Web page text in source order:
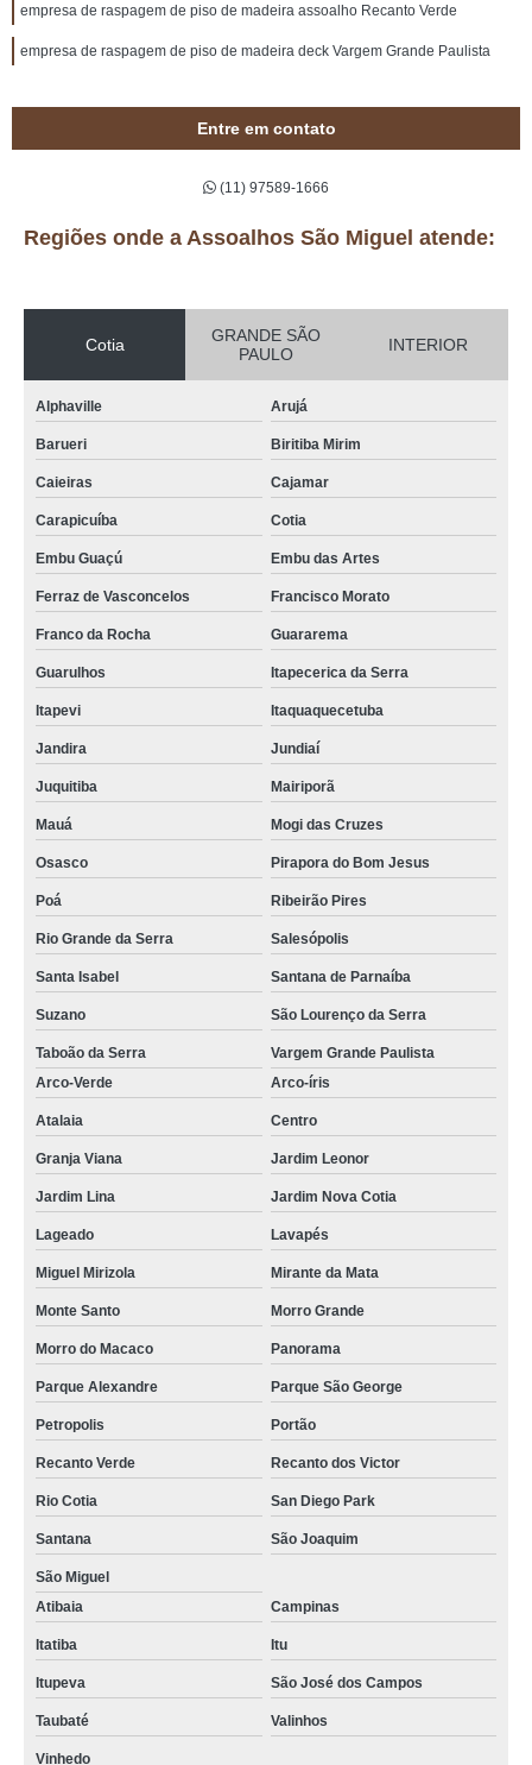
empresa de raspagem de piso de madeira assoalho Recanto Verde
empresa de raspagem de piso de madeira deck Vargem Grande Paulista
Entre em contato
(11) 97589-1666
Regiões onde a Assoalhos São Miguel atende:
Cotia
GRANDE SÃO
PAULO
INTERIOR
Alphaville Arujá
Barueri Biritiba Mirim
Caieiras Cajamar
Carapicuíba Cotia
Embu Guaçú Embu das Artes
Ferraz de Vasconcelos Francisco Morato
Franco da Rocha Guararema
Guarulhos Itapecerica da Serra
Itapevi Itaquaquecetuba
Jandira Jundiaí
Juquitiba Mairiporã
Mauá Mogi das Cruzes
Osasco Pirapora do Bom Jesus
Poá Ribeirão Pires
Rio Grande da Serra Salesópolis
Santa Isabel Santana de Parnaíba
Suzano São Lourenço da Serra
Taboão da Serra
Vargem Grande Paulista
Arco-Verde
Arco-íris
Atalaia Centro
Granja Viana Jardim Leonor
Jardim Lina Jardim Nova Cotia
Lageado Lavapés
Miguel Mirizola Mirante da Mata
Monte Santo Morro Grande
Morro do Macaco Panorama
Parque Alexandre Parque São George
Petropolis Portão
Recanto Verde Recanto dos Victor
Rio Cotia San Diego Park
Santana São Joaquim
São Miguel
Atibaia
Campinas
Itatiba Itu
Itupeva São José dos Campos
Taubaté Valinhos
Vinhedo